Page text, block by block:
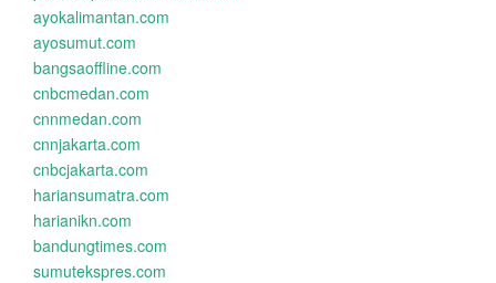
ayokalimantan.com
ayosumut.com
bangsaoffline.com
cnbcmedan.com
cnnmedan.com
cnnjakarta.com
cnbcjakarta.com
hariansumatra.com
harianikn.com
bandungtimes.com
sumutekspres.com